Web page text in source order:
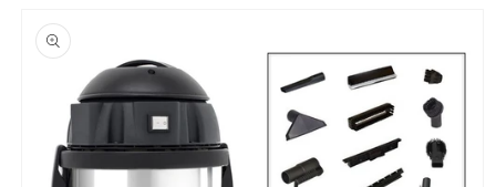
informazioni
sul prodotto